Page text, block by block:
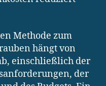
Methode zum
hängt von
einschließlich der
der